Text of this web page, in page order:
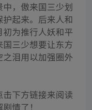
中，傲来国三少划
起来。后来人和
为推行人妖和平
三少想要让东方
泪用以加强圈外
下方链接来阅读
情了！